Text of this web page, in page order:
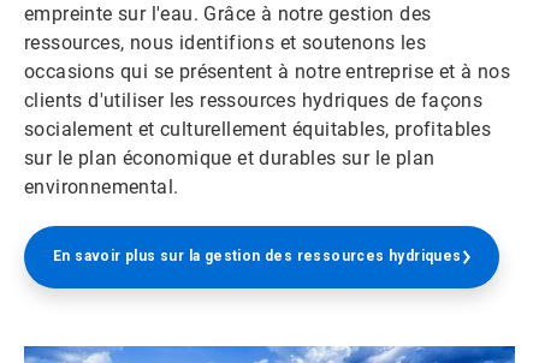
empreinte sur l'eau.​​​​​​​ Grâce à notre gestion des
ressources, nous identifions et soutenons les
occasions qui se présentent à notre entreprise et à nos
clients d'utiliser les ressources hydriques de façons
socialement et culturellement équitables, profitables
sur le plan économique et durables sur le plan
environnemental.
En savoir plus sur la gestion des ressources hydriques